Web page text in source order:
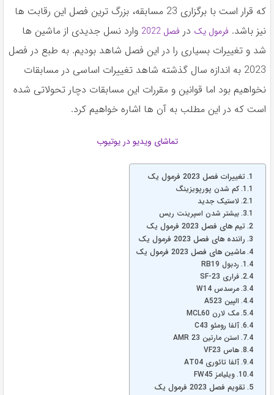
که قرار است با برگزاری 23 مسابقه، بزرگ ترین فصل این رقابت ها
نیز باشد. فرمول یک در فصل 2022
وارد نسل جدیدی از ماشین ها
شد و تغییرات بسیاری را در این فصل شاهد بودیم. به طبع در فصل
2023 به اندازه سال گذشته شاهد تغییرات اساسی در مسابقات
نخواهیم بود اما قوانین و مقررات این مسابقات دچار تحولاتی شده
است که در این مطلب به آن ها اشاره خواهیم کرد.
تماشای ویدیو در یوتیوب
تغییرات فصل 2023 فرمول یک
کم شدن پورپویزینگ
لاستیک جدید
بیشتر شدن اسپرینت ریس
تیم های فصل 2023 فرمول یک
راننده های فصل 2023 فرمول یک
ماشین های فصل 2023 فرمول یک
ردبول RB19
فراری SF-23
مرسدس W14
الپین A523
مک لارن MCL60
آلفا رومئو C43
استن مارتین AMR 23
هاس VF23
آلفا تائوری AT04
ویلیامز FW45
تقویم فصل 2023 فرمول یک